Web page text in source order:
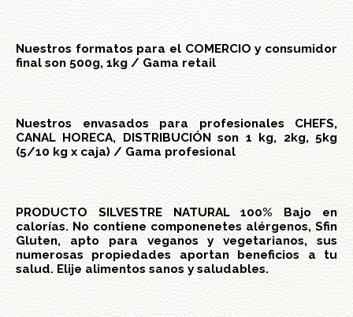
Nuestros formatos para el COMERCIO y consumidor
final son 500g, 1kg / Gama retail
Nuestros envasados para profesionales CHEFS,
CANAL HORECA, DISTRIBUCIÓN son 1 kg, 2kg, 5kg
(5/10 kg x caja) / Gama profesional
PRODUCTO SILVESTRE NATURAL 100% Bajo en
calorías. No contiene componenetes alérgenos, Sfin
Gluten, apto para veganos y vegetarianos, sus
numerosas propiedades aportan beneficios a tu
salud. Elije alimentos sanos y saludables.